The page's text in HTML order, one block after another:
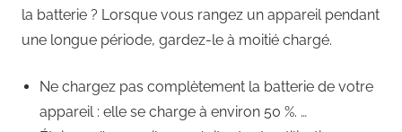
la batterie ? Lorsque vous rangez un appareil pendant
une longue période, gardez-le à moitié chargé.
Ne chargez pas complètement la batterie de votre
appareil : elle se charge à environ 50 %. …